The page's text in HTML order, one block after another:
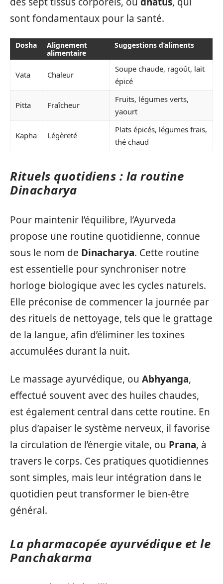
sont fondamentaux pour la santé.
Dosha
Alignement
alimentaire
Suggestions d’aliments
Vata Chaleur
Soupe chaude, ragoût, lait
épicé
Pitta Fraîcheur
Fruits, légumes verts,
yaourt
Kapha Légèreté
Plats épicés, légumes frais,
thé chaud
Rituels quotidiens : la routine
Dinacharya
Pour maintenir l’équilibre, l’Ayurveda
propose une routine quotidienne, connue
sous le nom de Dinacharya. Cette routine
est essentielle pour synchroniser notre
horloge biologique avec les cycles naturels.
Elle préconise de commencer la journée par
des rituels de nettoyage, tels que le grattage
de la langue, afin d’éliminer les toxines
accumulées durant la nuit.
Le massage ayurvédique, ou Abhyanga,
effectué souvent avec des huiles chaudes,
est également central dans cette routine. En
plus d’apaiser le système nerveux, il favorise
la circulation de l’énergie vitale, ou Prana, à
travers le corps. Ces pratiques quotidiennes
sont simples, mais leur intégration dans le
quotidien peut transformer le bien-être
général.
La pharmacopée ayurvédique et le
Panchakarma